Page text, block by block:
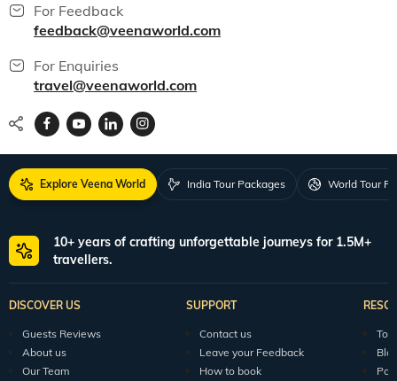
For Feedback
feedback@veenaworld.com
For Enquiries
travel@veenaworld.com
Explore Veena World India Tour Packages World Tour
10+ years of crafting unforgettable journeys for 1.5M+
travellers.
DISCOVER US
Guests Reviews
About us
Our Team
SUPPORT
Contact us
Leave your Feedback
How to book